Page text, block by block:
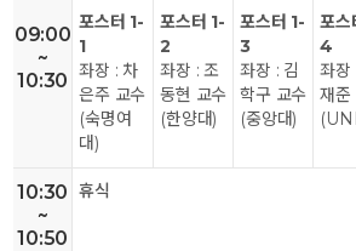
09:00
~
10:30
포스터 1-
1
좌장 : 차
은주 교수
(숙명여
대)
포스터 1-
2
좌장 : 조
동현 교수
(한양대)
포스터 1-
3
좌장 : 김
학구 교수
(중앙대)
포스
4
좌장
재준
10:30
~
10:50
휴식